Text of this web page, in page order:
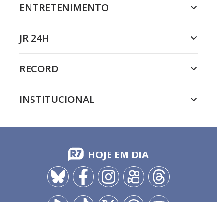
ENTRETENIMENTO
JR 24H
RECORD
INSTITUCIONAL
HOJE EM DIA